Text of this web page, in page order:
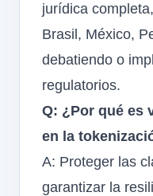
jurídica
Brasil, México,
debatiendo o
regulatorios.
Q: ¿Por qué es
en la
A: Proteger las
garantizar la